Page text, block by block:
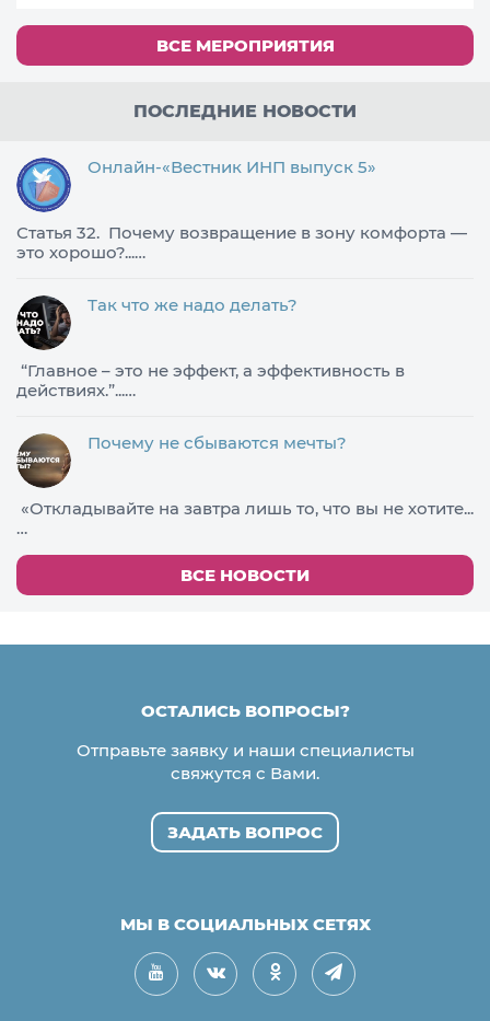
ВСЕ МЕРОПРИЯТИЯ
ПОСЛЕДНИЕ НОВОСТИ
Онлайн-«Вестник ИНП выпуск 5»
Статья 32. Почему возвращение в зону комфорта —
это хорошо?...…
Так что же надо делать?
​“Главное – это не эффект, а эффективность в
действиях.”...…
Почему не сбываются мечты?
«Откладывайте на завтра лишь то, что вы не хотите...
…
ВСЕ НОВОСТИ
ОСТАЛИСЬ ВОПРОСЫ?
Отправьте заявку и наши специалисты
свяжутся с Вами.
ЗАДАТЬ ВОПРОС
МЫ В СОЦИАЛЬНЫХ СЕТЯХ